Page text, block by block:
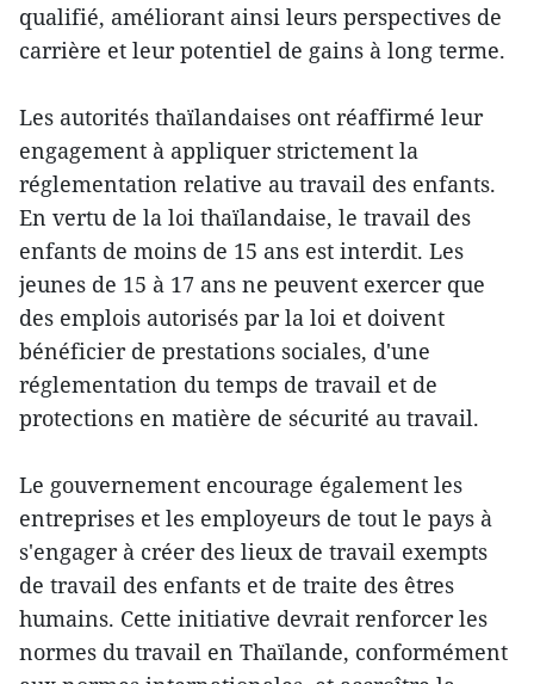
qualifié, améliorant ainsi leurs perspectives de
carrière et leur potentiel de gains à long terme.
Les autorités thaïlandaises ont réaffirmé leur
engagement à appliquer strictement la
réglementation relative au travail des enfants.
En vertu de la loi thaïlandaise, le travail des
enfants de moins de 15 ans est interdit. Les
jeunes de 15 à 17 ans ne peuvent exercer que
des emplois autorisés par la loi et doivent
bénéficier de prestations sociales, d'une
réglementation du temps de travail et de
protections en matière de sécurité au travail.
Le gouvernement encourage également les
entreprises et les employeurs de tout le pays à
s'engager à créer des lieux de travail exempts
de travail des enfants et de traite des êtres
humains. Cette initiative devrait renforcer les
normes du travail en Thaïlande, conformément